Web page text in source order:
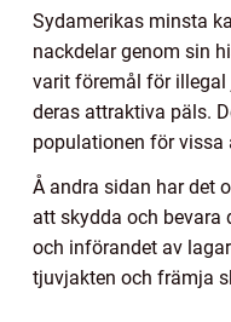
Sydamerikas minsta
nackdelar genom sin
varit föremål för
deras attraktiva päls.
populationen för vissa
Å andra sidan har det
att skydda och bevara
och införandet av
tjuvjakten och främja